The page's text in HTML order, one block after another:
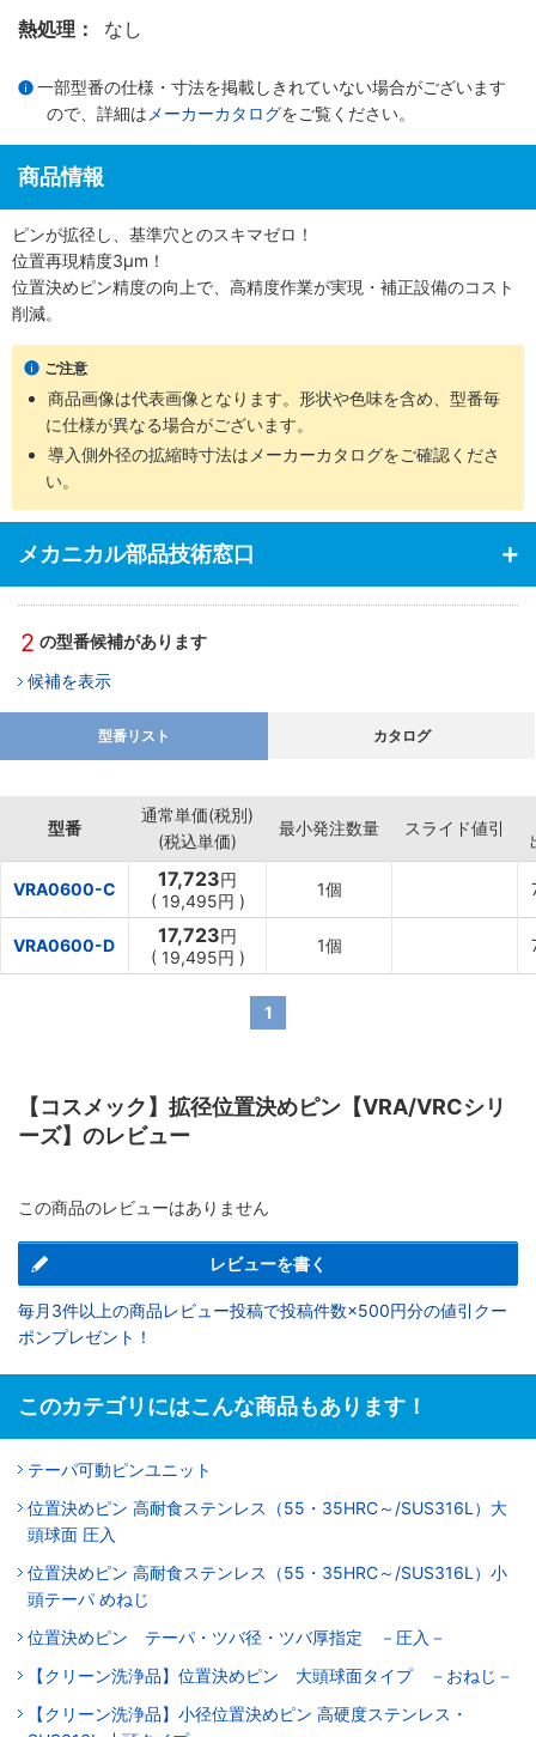
熱処理： なし
一部型番の仕様・寸法を掲載しきれていない場合がございます
ので、詳細は メーカーカタログをご覧ください。
商品情報
ピンが拡径し、基準穴とのスキマゼロ！
位置再現精度3μm！
位置決めピン精度の向上で、高精度作業が実現・補正設備のコスト
削減。
ご注意
商品画像は代表画像となります。形状や色味を含め、型番毎
に仕様が異なる場合がございます。
導入側外径の拡縮時寸法はメーカーカタログをご確認くださ
い。
メカニカル部品技術窓口
2 の型番候補があります
候補を表示
型番リスト カタログ
型番
通常単価(税別)
(税込単価)
最小発注数量 スライド値引
VRA0600-C 17,723円
( 19,495円 )
1個
VRA0600-D 17,723円
( 19,495円 )
1個
1
【コスメック】拡径位置決めピン【VRA/VRCシリ
ーズ】のレビュー
この商品のレビューはありません
レビューを書く
毎月3件以上の商品レビュー投稿で投稿件数×500円分の値引クー
ポンプレゼント！
このカテゴリにはこんな商品もあります！
テーパ可動ピンユニット
位置決めピン 高耐食ステンレス（55・35HRC～/SUS316L）大
頭球面 圧入
位置決めピン 高耐食ステンレス（55・35HRC～/SUS316L）小
頭テーパ めねじ
位置決めピン テーパ・ツバ径・ツバ厚指定 －圧入－
【クリーン洗浄品】位置決めピン 大頭球面タイプ －おねじ－
【クリーン洗浄品】小径位置決めピン 高硬度ステンレス・